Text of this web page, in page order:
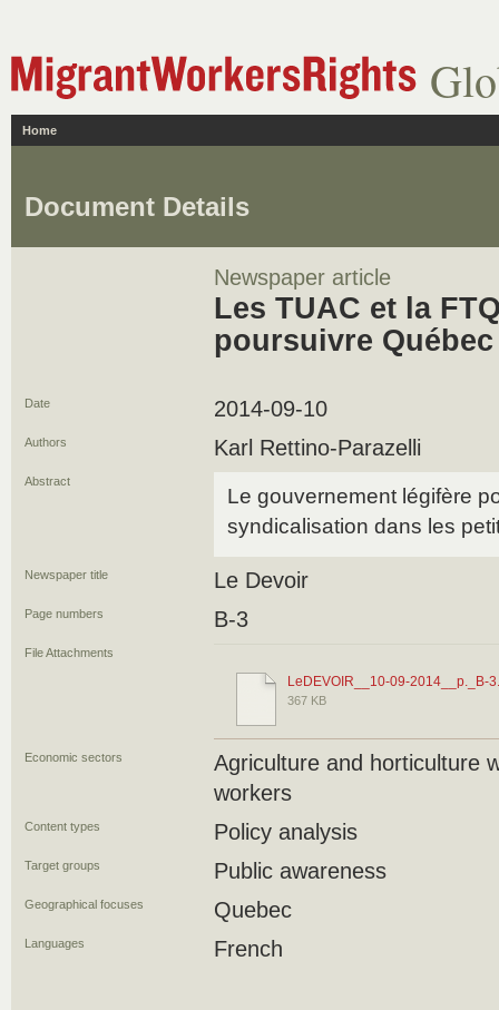
Home
Document Details
Newspaper article
Les TUAC et la
poursuivre Québec
Date 2014-09-10
Authors Karl Rettino-Parazelli
Abstract
Le gouvernement légifère
syndicalisation dans les
Newspaper title Le Devoir
Page numbers B-3
File Attachments
LeDEVOIR__10-09-2014__p._B-
367 KB
Economic sectors
Agriculture and horticulture
workers
Content types Policy analysis
Target groups Public awareness
Geographical focuses Quebec
Languages French